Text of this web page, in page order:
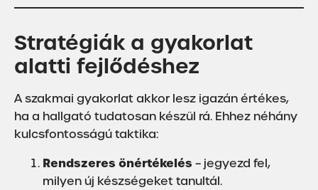
Stratégiák a gyakorlat
alatti fejlődéshez
A szakmai gyakorlat akkor lesz igazán értékes,
ha a hallgató tudatosan készül rá. Ehhez néhány
kulcsfontosságú taktika:
Rendszeres önértékelés – jegyezd fel,
milyen új készségeket tanultál.